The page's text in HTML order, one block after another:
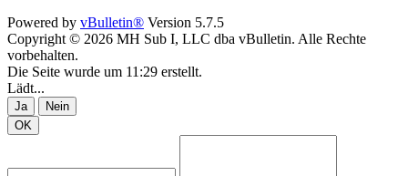
Powered by vBulletin® Version 5.7.5
Copyright © 2026 MH Sub I, LLC dba vBulletin. Alle Rechte
vorbehalten.
Die Seite wurde um 11:29 erstellt.
Lädt...
Ja
Nein
OK